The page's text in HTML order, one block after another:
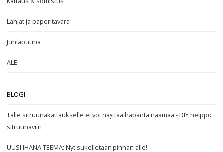
Lahjat ja paperitavara
Juhlapuuha
ALE
BLOGI
Tälle sitruunakattaukselle ei voi näyttää hapanta naamaa - DIY helppo
sitruunaviiri
UUSI IHANA TEEMA: Nyt sukelletaan pinnan alle!